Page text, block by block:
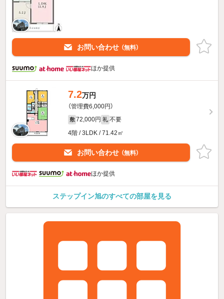
お問い合わせ （無料）
ほか提供
7.2万円
（管理費6,000円）
敷 72,000円 礼 不要
4階 / 3LDK / 71.42㎡
お問い合わせ （無料）
ほか提供
ステップイン旭のすべての部屋を見る